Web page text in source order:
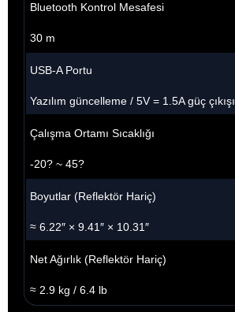
Bluetooth Kontrol Mesafesi
30 m
USB-A Portu
Yazılım güncelleme / 5V = 1.5A güç çıkışı
Çalışma Ortamı Sıcaklığı
-20? ~ 45?
Boyutlar (Reflektör Hariç)
≈ 6.22″ × 9.41″ × 10.31″
Net Ağırlık (Reflektör Hariç)
≈ 2.9 kg / 6.4 lb